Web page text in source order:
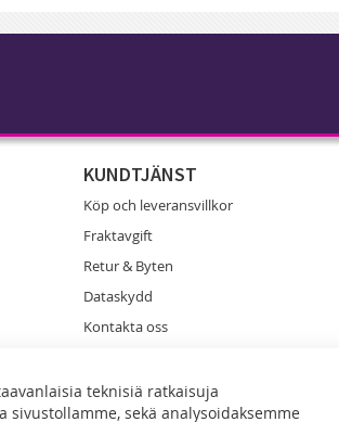
KUNDTJÄNST
Köp och leveransvillkor
Fraktavgift
Retur & Byten
Dataskydd
Kontakta oss
teknisiä ratkaisuja
sivustollamme, sekä analysoidaksemme